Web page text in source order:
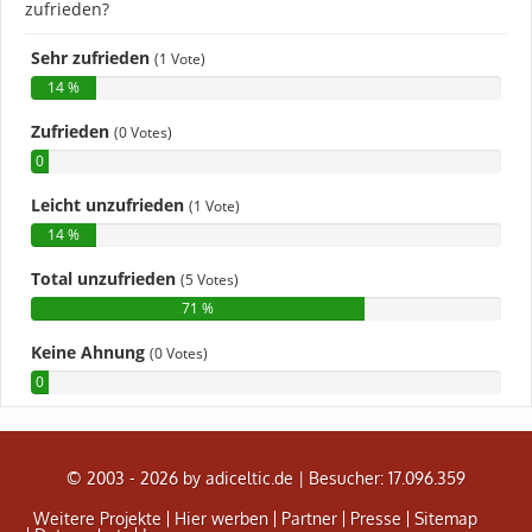
© 2003 - 2026 by adiceltic.de |
Besucher: 17.096.359
Weitere Projekte
Hier werben Partner Presse
Sitemap